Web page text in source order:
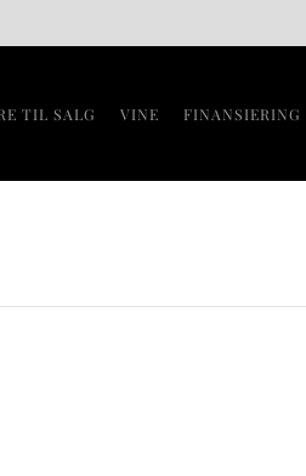
TIL SALG VINE FINANSIERING